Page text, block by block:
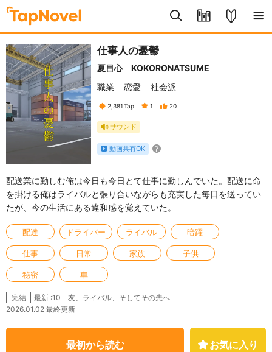
仕事人の憂鬱
夏目心 KOKORONATSUME
職業
恋愛 社会派
2,381Tap 1 20
サウンド
動画共有OK
配送業に勤しむ俺は今日も今日とて仕事に勤しんでいた。配送に命
を掛ける俺はライバルと張り合いながらも充実した毎日を送ってい
たが、今の生活にある違和感を覚えていた。
配達 ドライバー ライバル 暗躍
仕事 日常 家族 子供
秘密 車
完結
最新 :10 友、ライバル、そしてその先へ
2026.01.02 最終更新
最初から読む お気に入り